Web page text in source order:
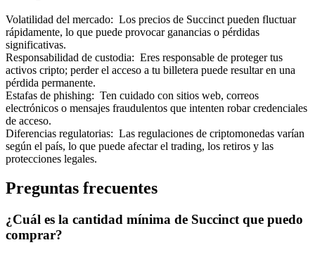
Volatilidad del mercado: Los precios de Succinct pueden fluctuar
rápidamente, lo que puede provocar ganancias o pérdidas
significativas.
Responsabilidad de custodia: Eres responsable de proteger tus
activos cripto; perder el acceso a tu billetera puede resultar en una
pérdida permanente.
Estafas de phishing: Ten cuidado con sitios web, correos
electrónicos o mensajes fraudulentos que intenten robar credenciales
de acceso.
Diferencias regulatorias: Las regulaciones de criptomonedas varían
según el país, lo que puede afectar el trading, los retiros y las
protecciones legales.
Preguntas frecuentes
¿Cuál es la cantidad mínima de Succinct que puedo
comprar?